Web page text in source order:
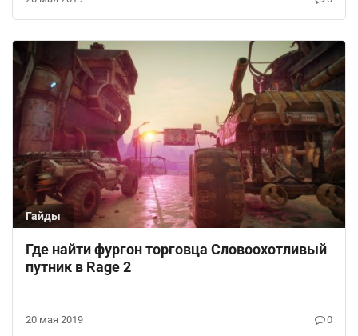
Гайды
Где найти фургон торговца Словоохотливый
путник в Rage 2
20 мая 2019 0